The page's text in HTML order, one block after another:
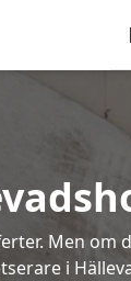
Men
i